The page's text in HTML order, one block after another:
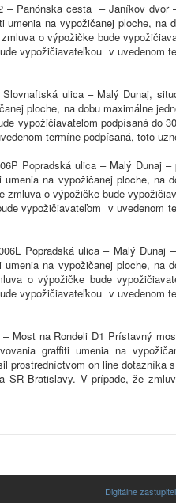
Panónska cesta – Janíkov dvor
na vypožičanej ploche, na
o výpožičke bude
vypožičiavateľkou v uvedenom
ulica – Malý Dunaj,
ploche, na dobu maximálne
vypožičiavateľom podpísaná do
termíne podpísaná, toto
Popradská ulica – Malý Dunaj
na vypožičanej ploche, na
o výpožičke bude
vypožičiavateľom v uvedenom
Popradská ulica – Malý Dunaj
na vypožičanej ploche, na
o výpožičke bude
vypožičiavateľkou v uvedenom
na Rondeli D1 Prístavný
graffiti umenia na
prostredníctvom on line dotazníka
SR Bratislavy. V prípade, že
Digitálne